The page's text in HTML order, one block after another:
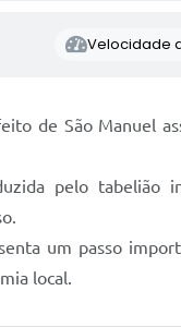
Velocidade
de São Manuel
pelo tabelião
um passo
local.